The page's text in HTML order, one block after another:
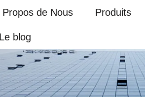
Propos de Nous Produits
blog